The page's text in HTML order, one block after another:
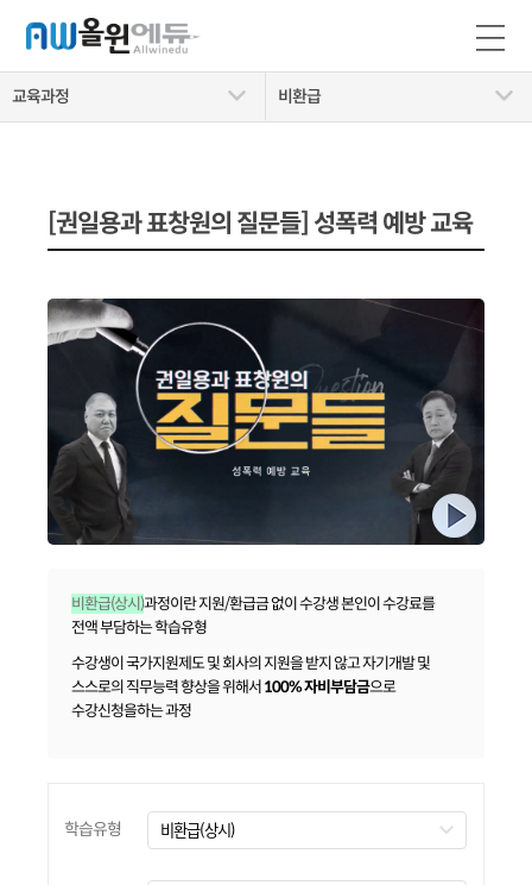
교육과정 비환급
[권일용과 표창원의 질문들] 성폭력 예방 교육
비환급(상시)과정이란 지원/환급금 없이 수강생 본인이 수강료를
전액 부담하는 학습유형
수강생이 국가지원제도 및 회사의 지원을 받지 않고 자기개발 및
스스로의 직무능력 향상을 위해서 100% 자비부담금으로
수강신청을하는 과정
학습유형